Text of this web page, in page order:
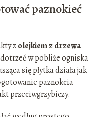
paznokieć
zolejkiem z drzewa
w pobliże ogniska
się płytka działa jak
paznokcia
przeciwgrzybiczy.